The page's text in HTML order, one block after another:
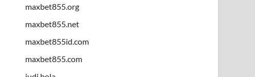
maxbet855.org
maxbet855.net
maxbet855id.com
maxbet855.com